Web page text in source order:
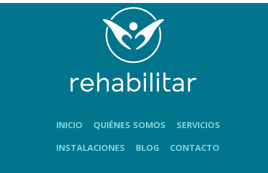
INICIO QUIÉNES SOMOS
SERVICIOS
INSTALACIONES
BLOG CONTACTO